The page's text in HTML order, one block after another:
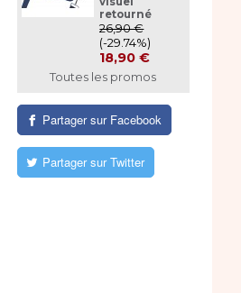
retourné
26,90 €
(-29.74%)
18,90 €
Toutes les promos
Partager sur Facebook
Partager sur Twitter